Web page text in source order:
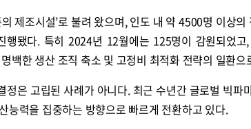
제조시설’로 불려 왔으며, 인도 내 약 4500명 이상
행됐다. 특히 2024년 12월에는 125명이 감원되었
백한 생산 조직 축소 및 고정비 최적화 전략의 일환으
정은 고립된 사례가 아니다. 최근 수년간 글로벌 빅파
능력을 집중하는 방향으로 빠르게 전환하고 있다.